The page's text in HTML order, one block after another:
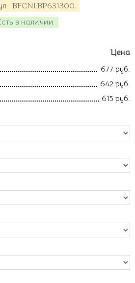
BFCNLBP631300
в наличии
Цена
677 руб.
642 руб.
615 руб.